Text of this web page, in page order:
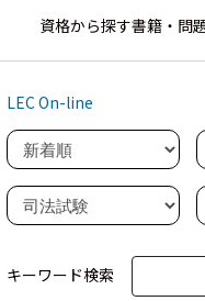
資格から探す書籍・問
LEC On-line
キーワード検索